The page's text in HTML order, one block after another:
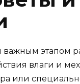
этапом
влаги и
или